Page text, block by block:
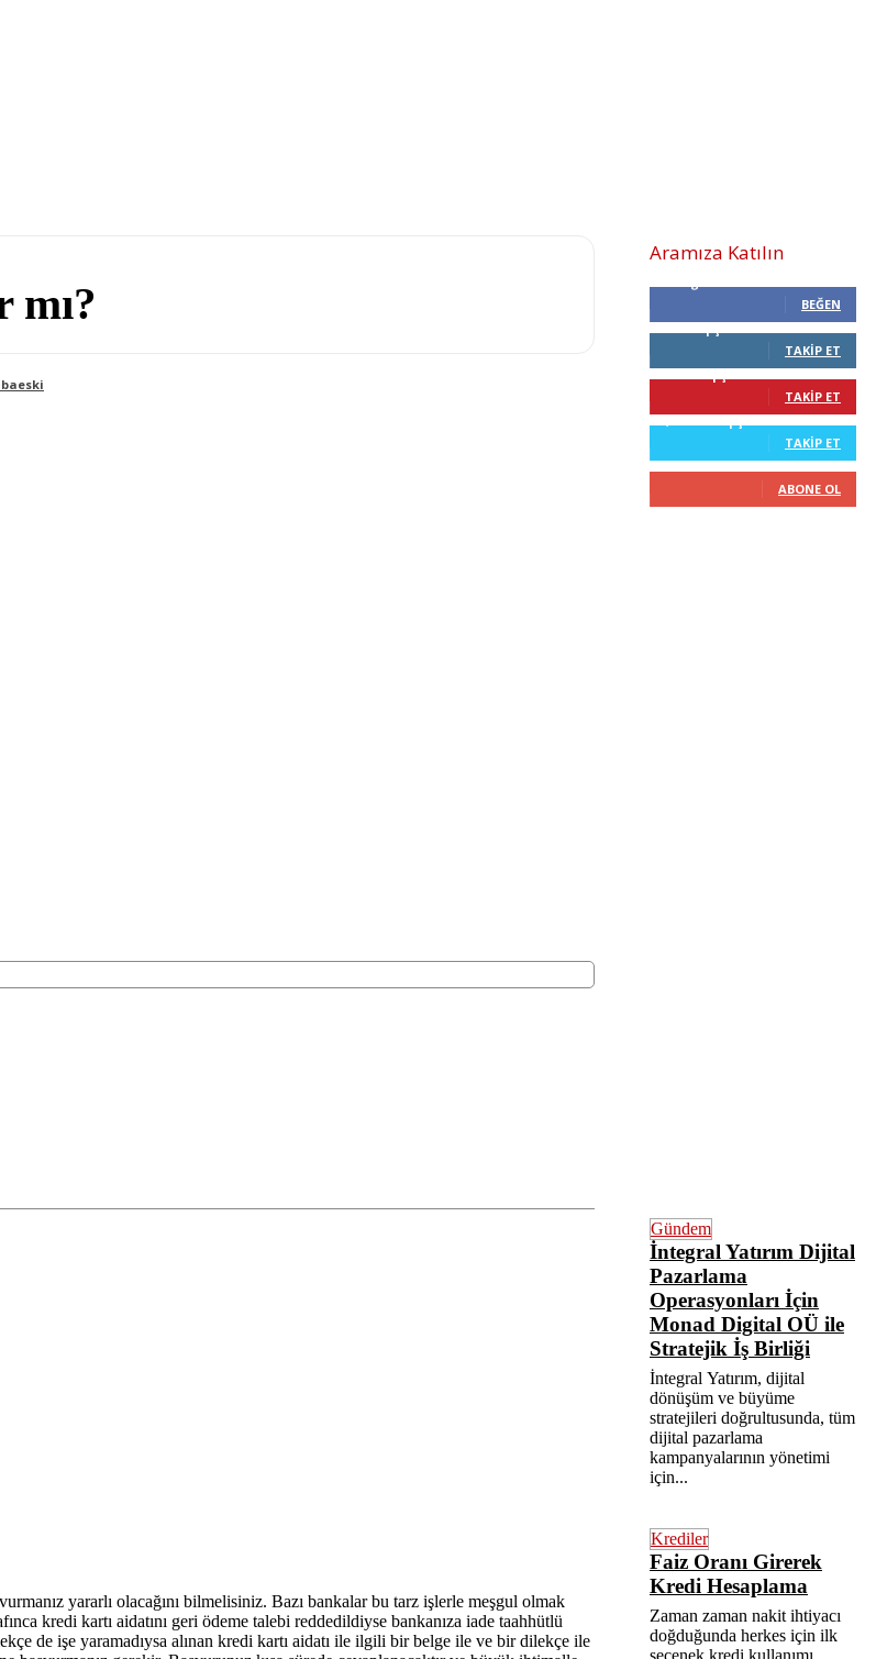
mı?
yararlı olacağını bilmelisiniz. Bazı bankalar bu tarz işlerle meşgul olmak
kredi kartı aidatını geri ödeme talebi reddedildiyse bankanıza iade taahhütlü
de işe yaramadıysa alınan kredi kartı aidatı ile ilgili bir belge ile ve bir dilekçe ile
Aramıza Katılın
BEĞEN
TAKIP ET
TAKIP ET
TAKIP ET
ABONE OL
Gündem
İntegral Yatırım Dijital
Pazarlama
Operasyonları İçin
Monad Digital OÜ ile
Stratejik İş Birliği
İntegral Yatırım, dijital
dönüşüm ve büyüme
stratejileri doğrultusunda, tüm
dijital pazarlama
kampanyalarının yönetimi
için...
Krediler
Faiz Oranı Girerek
Kredi Hesaplama
Zaman zaman nakit ihtiyacı
doğduğunda herkes için ilk
seçenek kredi kullanımı